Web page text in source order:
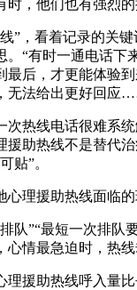
时，他们也有强烈的
”，看着记录的关
。“有时一通电话下
最后，才更能体验
无法给出更好回应
次热线电话很难系
助热线不是替代治
贴”。
理援助热线面临的
队”“最短一次排
情最急迫时，热线
理援助热线呼入量